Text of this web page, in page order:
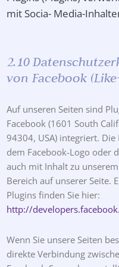
mit Socia- Media-
2.10
von Facebook
Auf unseren Seiten sind
Facebook (1601 South
94304, USA) integriert. Die
dem Facebook-Logo oder
auch mit Inhalt zu
Bereich auf unserer Seite.
Plugins finden Sie hier:
http://
Wenn Sie unsere Seiten
direkte Verbindung